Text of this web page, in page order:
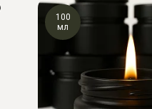
100
мл